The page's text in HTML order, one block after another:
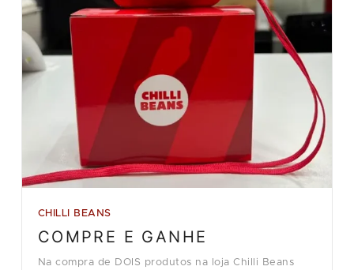
CHILLI BEANS
COMPRE E GANHE
Na compra de DOIS produtos na loja Chilli Beans